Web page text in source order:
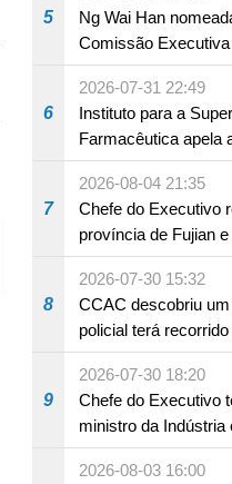
bebés e crianças,
alimentar
5
Ng Wai Han
Comissão
Aprofundada entre
Hengqin
6
2026-07-31 22:49
Instituto para a
Farmacêutica apela
produto com
ocidentais
7
2026-08-04 21:35
Chefe do Executivo
província de Fujian
em Fuzhou
8
2026-07-30 15:32
CCAC descobriu
policial terá
assumir por si a
infracção rodoviária
9
2026-07-30 18:20
Chefe do Executivo
ministro da Indústria
Informação
2026-08-03 16:00